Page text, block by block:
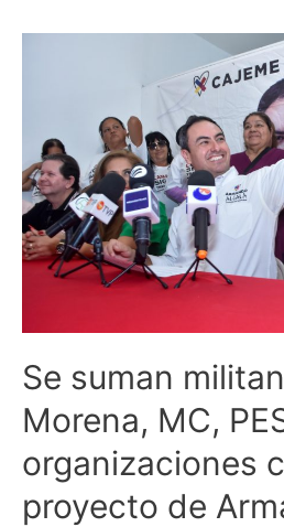
Se suman
Morena, MC,
organizaciones
proyecto de
Morena,
MC,
PES
y
organizaciones
de
Armando
Alcalá
para
llegue